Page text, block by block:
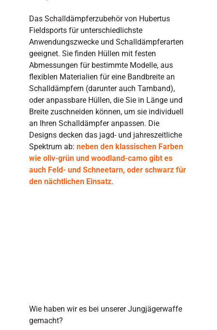
Das Schalldämpferzubehör von Hubertus
Fieldsports für unterschiedlichste
Anwendungszwecke und Schalldämpferarten
geeignet. Sie finden Hüllen mit festen
Abmessungen für bestimmte Modelle, aus
flexiblen Materialien für eine Bandbreite an
Schalldämpfern (darunter auch Tarnband),
oder anpassbare Hüllen, die Sie in Länge und
Breite zuschneiden können, um sie individuell
an Ihren Schalldämpfer anpassen. Die
Designs decken das jagd- und jahreszeitliche
Spektrum ab: neben den klassischen Farben
wie oliv-grün und woodland-camo gibt es
auch Feld- und Schneetarn, oder schwarz für
den nächtlichen Einsatz.
Wie haben wir es bei unserer Jungjägerwaffe
gemacht?